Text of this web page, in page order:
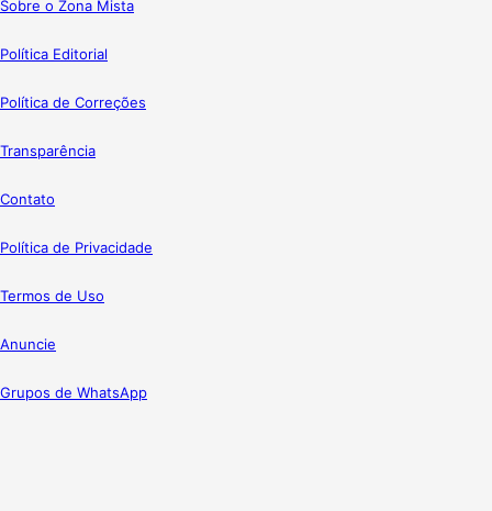
Sobre o Zona Mista
Política Editorial
Política de Correções
Transparência
Contato
Política de Privacidade
Termos de Uso
Anuncie
Grupos de WhatsApp